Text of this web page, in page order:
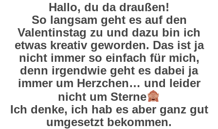
Hallo, du da draußen!
So langsam geht es auf den
Valentinstag zu und dazu bin ich
etwas kreativ geworden. Das ist ja
nicht immer so einfach für mich,
denn irgendwie geht es dabei ja
immer um Herzchen… und leider
nicht um Sterne
Ich denke, ich hab es aber ganz gut
umgesetzt bekommen.